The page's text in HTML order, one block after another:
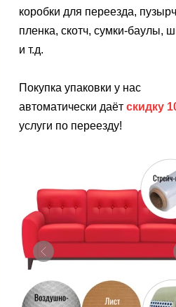
коробки для переезда,
пленка, скотч, сумки-баулы,
и т.д.
Покупка упаковки у нас
автоматически даёт скидку
услуги по переезду!